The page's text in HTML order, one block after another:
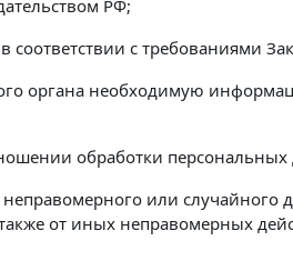
РФ;
с требованиями
органа необходимую
обработки
или случайного
от иных неправомерных